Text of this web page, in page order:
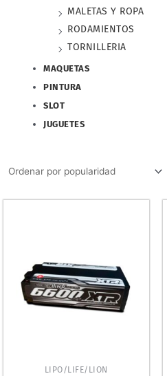
MALETAS Y ROPA
RODAMIENTOS
TORNILLERIA
MAQUETAS
PINTURA
SLOT
JUGUETES
LIPO/LIFE/LION